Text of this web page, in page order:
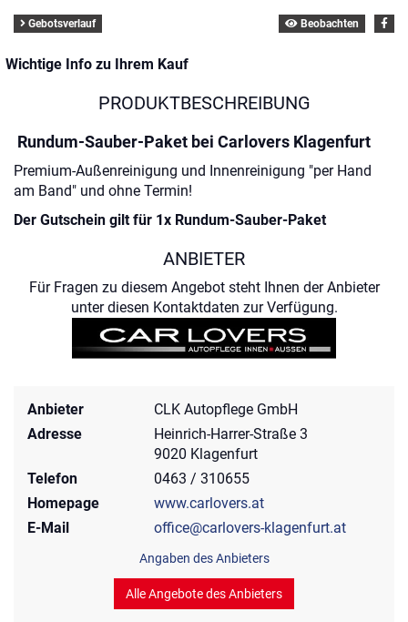
Gebotsverlauf Beobachten
Wichtige Info zu Ihrem Kauf
PRODUKTBESCHREIBUNG
Rundum-Sauber-Paket bei Carlovers Klagenfurt
Premium-Außenreinigung und Innenreinigung "per Hand
am Band" und ohne Termin!
Der Gutschein gilt für 1x Rundum-Sauber-Paket
ANBIETER
Für Fragen zu diesem Angebot steht Ihnen der Anbieter
unter diesen Kontaktdaten zur Verfügung.
Anbieter
CLK Autopflege GmbH
Adresse
Heinrich-Harrer-Straße 3
9020 Klagenfurt
Telefon
0463 / 310655
Homepage
www.carlovers.at
E-Mail
office@carlovers-klagenfurt.at
Angaben des Anbieters
Alle Angebote des Anbieters